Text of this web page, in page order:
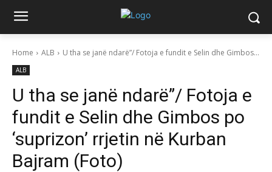
Home ALB U tha se janë ndarë”/ Fotoja e fundit e Selin dhe Gimbos...
ALB
U tha se janë ndarë”/ Fotoja e
fundit e Selin dhe Gimbos po
‘suprizon’ rrjetin në Kurban
Bajram (Foto)